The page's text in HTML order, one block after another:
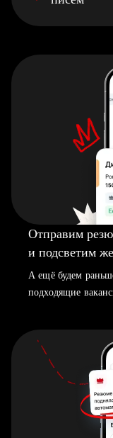
Отправим
и подсветим
А ещё будем
подходящие